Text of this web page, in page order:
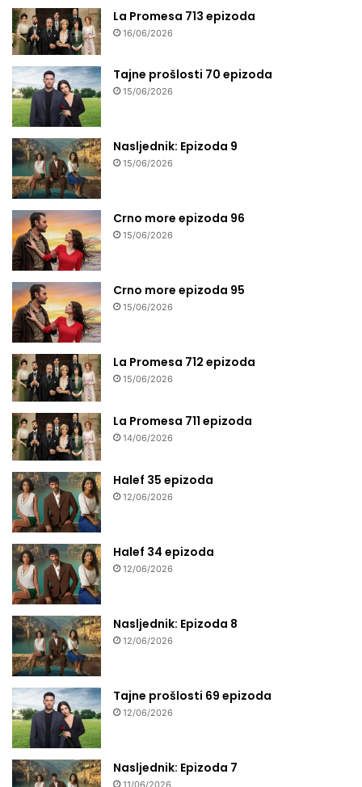
La Promesa 713 epizoda
16/06/2026
Tajne prošlosti 70 epizoda
15/06/2026
Nasljednik: Epizoda 9
15/06/2026
Crno more epizoda 96
15/06/2026
Crno more epizoda 95
15/06/2026
La Promesa 712 epizoda
15/06/2026
La Promesa 711 epizoda
14/06/2026
Halef 35 epizoda
12/06/2026
Halef 34 epizoda
12/06/2026
Nasljednik: Epizoda 8
12/06/2026
Tajne prošlosti 69 epizoda
12/06/2026
Nasljednik: Epizoda 7
11/06/2026